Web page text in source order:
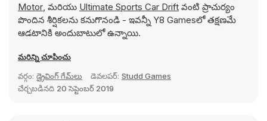
Motor, మరియు Ultimate Sports Car Drift వంటి ప్రాచుర్యం
పొందిన శీర్షికలను కనుగొనండి - ఇవన్నీ Y8 Gamesలో తక్షణమే
ఆడటానికి అందుబాటులో ఉన్నాయి.
మరిన్ని చూపించు
వర్గం: డ్రైవింగ్ గేమ్‌లు డెవలపర్: Studd Games
చేర్చబడినది 20 సెప్టెంబర్ 2019